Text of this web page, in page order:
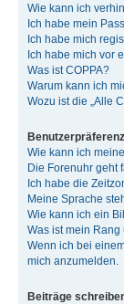
Wie kann ich
Ich habe mein
Ich habe mich
Ich habe mich vor
Was ist COPPA?
Warum kann ich
Wozu ist die „Alle
Wie kann ich
Die Forenuhr geht
Ich habe die
Meine Sprache
Wie kann ich ein
Was ist mein
Wenn ich bei
mich anzumelden.
Beiträge